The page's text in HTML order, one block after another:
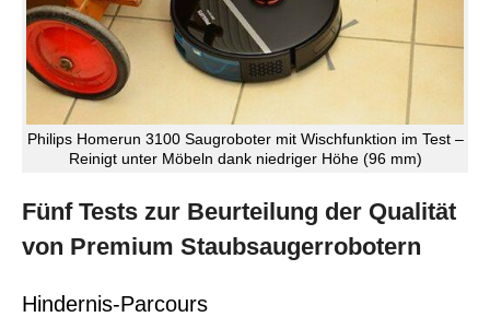
Philips Homerun 3100 Saugroboter mit Wischfunktion im Test –
Reinigt unter Möbeln dank niedriger Höhe (96 mm)
Fünf Tests zur Beurteilung der Qualität
von Premium Staubsaugerrobotern
Hindernis-Parcours